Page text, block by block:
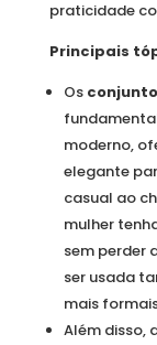
praticidade
Principais
Os
moderno,
elegante
casual ao
mulher
sem perder
ser usada
mais
Além disso,